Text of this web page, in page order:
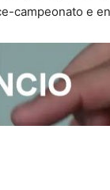
campeonato e